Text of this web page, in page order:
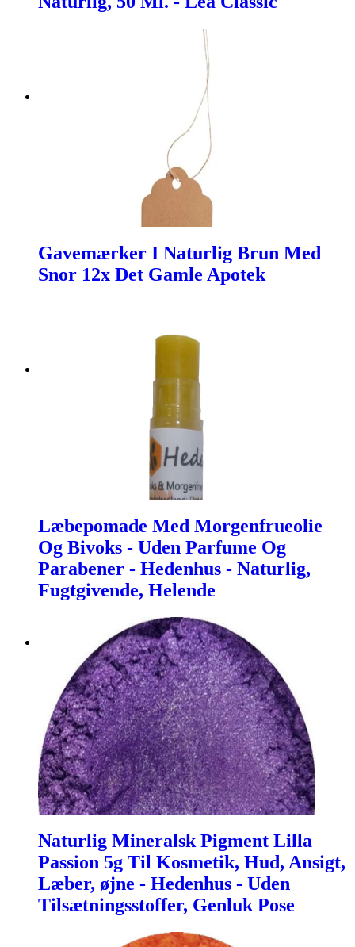
Gavemærker I Naturlig Brun Med
Snor 12x Det Gamle Apotek
Læbepomade Med Morgenfrueolie
Og Bivoks - Uden Parfume Og
Parabener - Hedenhus - Naturlig,
Fugtgivende, Helende
Naturlig Mineralsk Pigment Lilla
Passion 5g Til Kosmetik, Hud, Ansigt,
Læber, øjne - Hedenhus - Uden
Tilsætningsstoffer, Genluk Pose